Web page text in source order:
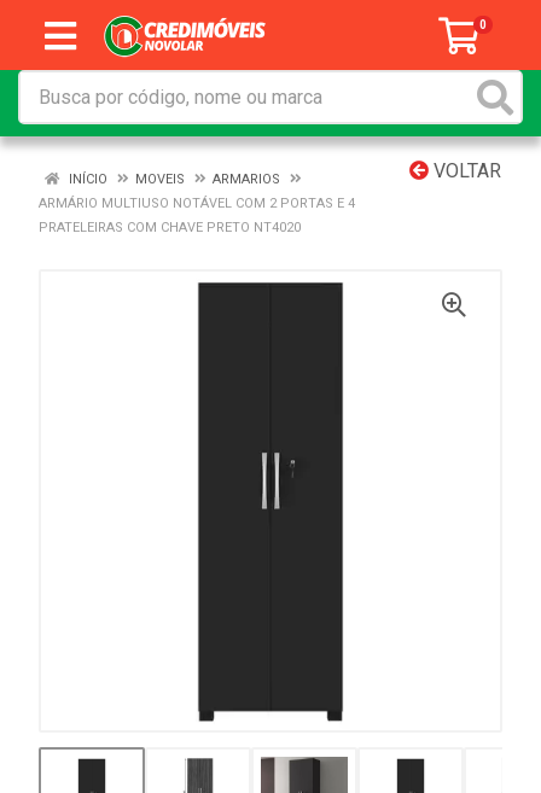
0
VOLTAR
INÍCIO MOVEIS
ARMARIOS
ARMÁRIO MULTIUSO NOTÁVEL COM 2 PORTAS E 4
PRATELEIRAS COM CHAVE PRETO NT4020